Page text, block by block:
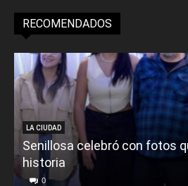
RECOMENDADOS
LA CIUDAD
Senillosa celebró con fotos
historia
0